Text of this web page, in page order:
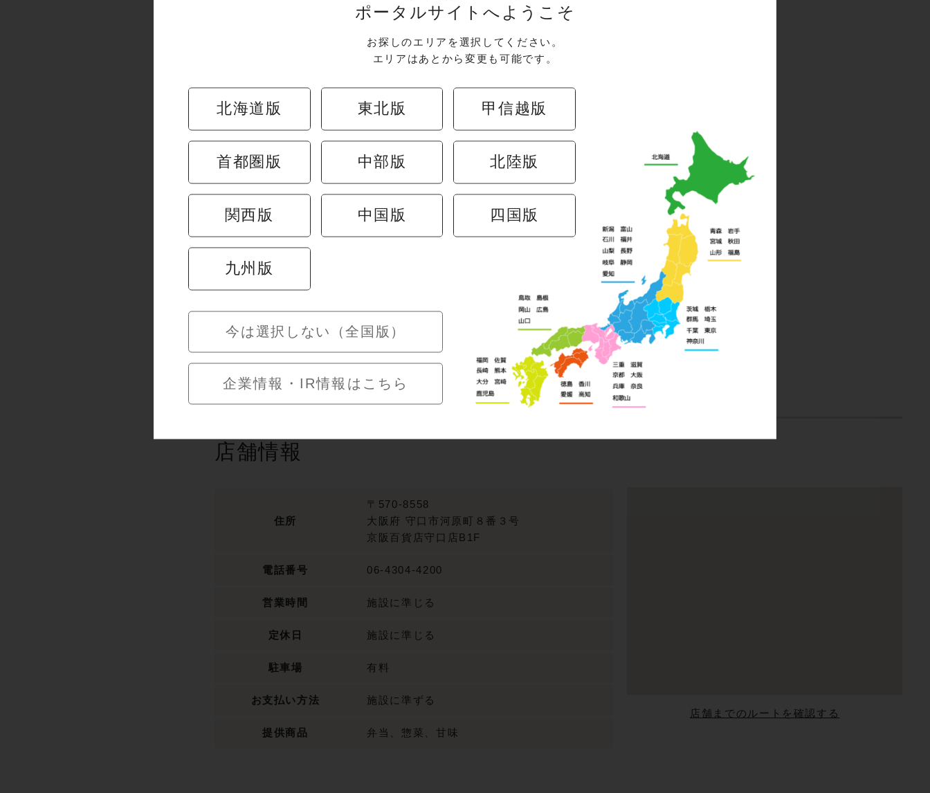
ポータルサイトへようこそ
お探しのエリアを選択してください。
エリアはあとから変更も可能です。
北海道版 東北版 甲信越版
首都圏版 中部版 北陸版
関西版 中国版 四国版
九州版
今は選択しない（全国版）
企業情報・IR情報はこちら
開催中のキャンペーン
期間限定＜夏商品＞
5/13～8/25 販売のお知らせ
敬老の日商品2026年
ご予約受付中
店舗情報
住所
〒570-8558
大阪府 守口市河原町８番３号
京阪百貨店守口店B1F
電話番号 06-4304-4200
営業時間 施設に準じる
定休日 施設に準じる
駐車場 有料
お支払い方法 施設に準ずる
提供商品 弁当、惣菜、甘味
店舗までのルートを確認する